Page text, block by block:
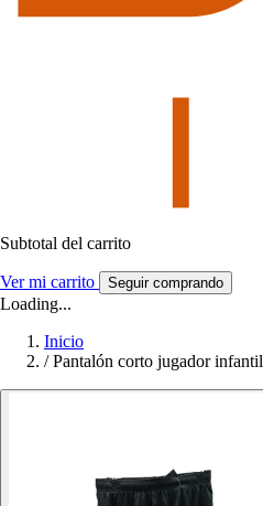
Subtotal del carrito
Ver mi carrito Seguir comprando
Loading...
Inicio
/ Pantalón corto jugador infantil